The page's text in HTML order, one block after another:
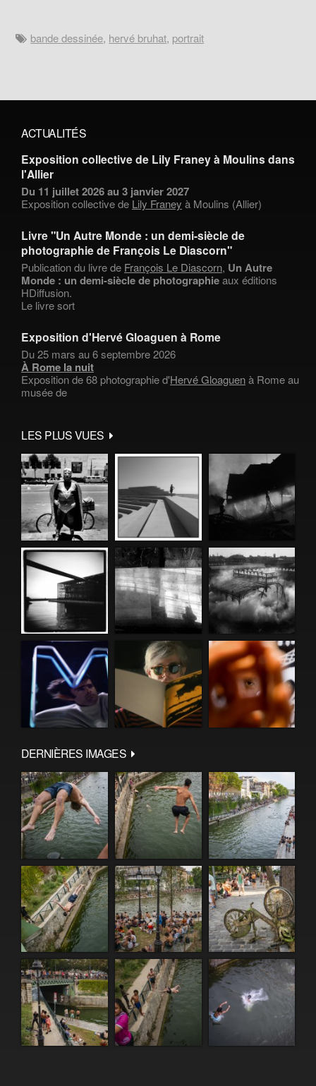
bande dessinée, hervé bruhat, portrait
ACTUALITÉS
Exposition collective de Lily Franey à Moulins dans
l'Allier
Du 11 juillet 2026 au 3 janvier 2027
Exposition collective de Lily Franey à Moulins (Allier)
Livre "Un Autre Monde : un demi-siècle de
photographie de François Le Diascorn"
Publication du livre de François Le Diascorn, Un Autre
Monde : un demi-siècle de photographieaux éditions
HDiffusion.
Le livre sort
Exposition d'Hervé Gloaguen à Rome
Du 25 mars au 6 septembre 2026
À Rome la nuit
Exposition de 68 photographie d'Hervé Gloaguenà Rome au
musée de
LES PLUS VUES
DERNIÈRES IMAGES